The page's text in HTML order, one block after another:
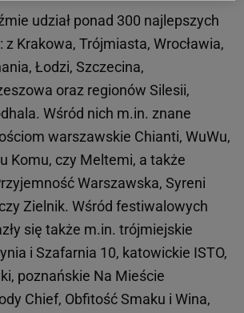
udział ponad 300 najlepszych
Krakowa, Trójmiasta, Wrocławia,
Łodzi, Szczecina,
oraz regionów Silesii,
Wśród nich m.in. znane
warszawskie Chianti, WuWu,
Komu, czy Meltemi, a także
Warszawska, Syreni
Zielnik. Wśród festiwalowych
się także m.in. trójmiejskie
i Szafarnia 10, katowickie ISTO,
poznańskie Na Mieście
Chief, Obfitość Smaku i Wina,